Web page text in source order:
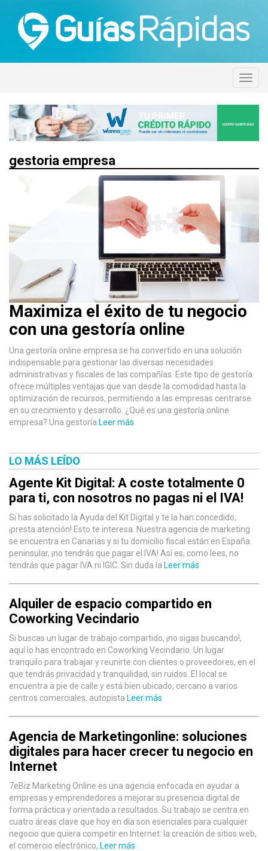
gestoria empresa
Maximiza el éxito de tu negocio
con una gestoría online
Una gestoría online empresa se ha convertido en una solución
indispensable para gestionar las diversas necesidades
administrativas y fiscales de las compañías. Este tipo de gestoría
ofrece múltiples ventajas que van desde la comodidad hasta la
optimización de recursos, permitiendo a las empresas centrarse
en su crecimiento y desarrollo. ¿Qué es una gestoría online
empresa? Una gestoría Leer más
LO MÁS LEÍDO
Agente Kit Digital: A coste totalmente 0
para ti, con nosotros no pagas ni el IVA!
Si has solicitado la Ayuda del Kit Digital y te la han concedido,
¡presta atención! Esto te interesa. Nuestra agencia de marketing
se encuentra en Canarias y si tu domicilio fiscal están en España
peninsular, ¡no tendrás que pagar el IVA! Así es, como lees, no
tendrás que pagar IVA ni IGIC. Sin duda la Leer más
Alquiler de espacio compartido en
Coworking Vecindario
Si buscas un lugar de trabajo compartido, ¡no sigas buscando!,
aquí lo has encontrado en Coworking Vecindario. Un lugar
tranquilo para trabajar y reunirte con clientes o proveedores, en el
que tendrás privacidad y tranquilidad, sin ruidos. El local se
encuentra a pie de calle y está bien ubicado, cercano a varios
centros comerciales, autopista Leer más
Agencia de Marketingonline: soluciones
digitales para hacer crecer tu negocio en
Internet
7eBiz Marketing Online es una agencia enfocada en ayudar a
empresas y emprendedores a mejorar su presencia digital de
forma práctica y orientada a resultados. Su trabajo se centra en
cuatro áreas clave que hoy en día son esenciales para cualquier
negocio que quiera competir en Internet: la creación de sitios web,
el comercio electrónico, Leer más